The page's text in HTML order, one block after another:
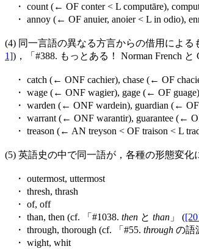
・ count (← OF conter < L computāre),
・ annoy (← OF anuier, anoier < L in odio),
(4) 同一言語の異なる方言からの借用による
1])，「#388. もっとある！ Norman French と
・ catch (← ONF cachier), chase (← OF
・ wage (← ONF wagier), gage (← OF guage)
・ warden (← ONF wardein), guardian (← OF
・ warrant (← ONF warantir), guarantee (←
・ treason (← AN treyson < OF traison < L
(5) 英語史の中で同一語が，各種の形態変
・ outermost, uttermost
・ thresh, thrash
・ of, off
・ than, then (cf. 「#1038. then と than 」 (
・ through, thorough (cf. 「#55. through の語
・ wight, whit